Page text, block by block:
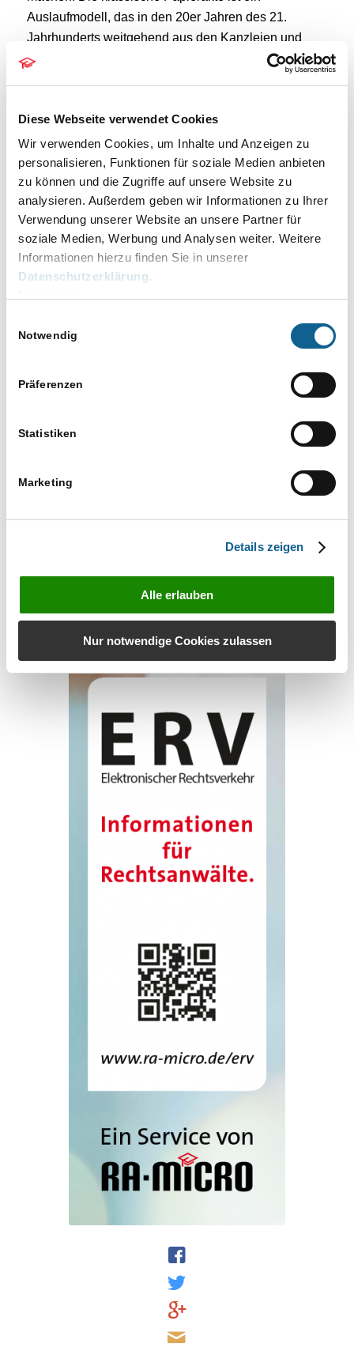
Diese Webseite verwendet Cookies
Wir verwenden Cookies, um Inhalte und Anzeigen zu
personalisieren, Funktionen für soziale Medien anbieten
zu können und die Zugriffe auf unsere Website zu
analysieren. Außerdem geben wir Informationen zu Ihrer
Verwendung unserer Website an unsere Partner für
soziale Medien, Werbung und Analysen weiter. Weitere
Informationen hierzu finden Sie in unserer
Datenschutzerklärung.
Notwendig
Präferenzen
Statistiken
Marketing
Details zeigen
Alle erlauben
Nur notwendige Cookies zulassen
Auslaufmodell, das in den 20er Jahren des 21.
Jahrhunderts weitgehend aus den Kanzleien und
Gerichten verschwunden sein wird. Die noch
dem Weg zum allgemeinen Elektronischen
Rechtsverkehr begleiten und Sie fortlaufend über
aktuelle Entwicklungen informieren. Bitte
besuchen Sie regelmäßig unsere ERV-Seite, um
sich in Sachen beA und ERV auf dem Laufenden
zu halten.
Ausführliche Informationen
Rechtsverkehr finden Sie auf